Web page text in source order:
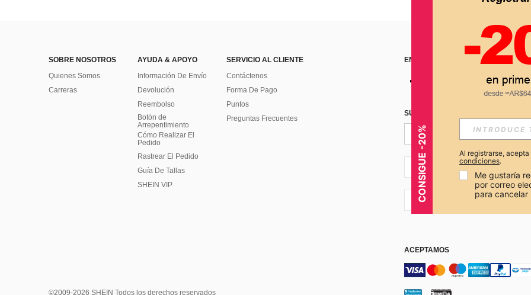
SOBRE NOSOTROS
Quienes Somos
Carreras
AYUDA & APOYO
Información De Envío
Devolución
Reembolso
Botón de
Arrepentimiento
Cómo Realizar El
Pedido
Rastrear El Pedido
Guía De Tallas
SHEIN VIP
SERVICIO AL CLIENTE
Contáctenos
Forma De Pago
Puntos
Preguntas Frecuentes
ENCUÉNTRANOS EN
SUSCRÍBETE PARA RECIBIR
AR + 54
AR + 54
ACEPTAMOS
©2009-2026 SHEIN Todos los derechos reservados
CONSIGUE -20% Al registrarse, acepta
condiciones.
Me gustaría
por correo
para cancelar